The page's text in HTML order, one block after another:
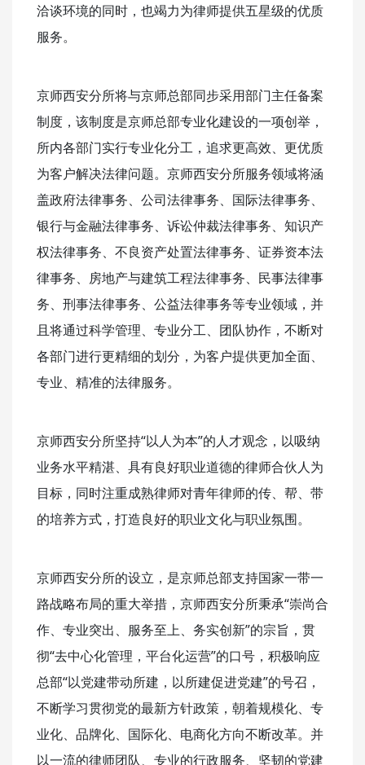
洽谈环境的同时，也竭力为律师提供五星级的优质
服务。
京师西安分所将与京师总部同步采用部门主任备案
制度，该制度是京师总部专业化建设的一项创举，
所内各部门实行专业化分工，追求更高效、更优质
为客户解决法律问题。京师西安分所服务领域将涵
盖政府法律事务、公司法律事务、国际法律事务、
银行与金融法律事务、诉讼仲裁法律事务、知识产
权法律事务、不良资产处置法律事务、证券资本法
律事务、房地产与建筑工程法律事务、民事法律事
务、刑事法律事务、公益法律事务等专业领域，并
且将通过科学管理、专业分工、团队协作，不断对
各部门进行更精细的划分，为客户提供更加全面、
专业、精准的法律服务。
京师西安分所坚持“以人为本”的人才观念，以吸纳
业务水平精湛、具有良好职业道德的律师合伙人为
目标，同时注重成熟律师对青年律师的传、帮、带
的培养方式，打造良好的职业文化与职业氛围。
京师西安分所的设立，是京师总部支持国家一带一
路战略布局的重大举措，京师西安分所秉承“崇尚合
作、专业突出、服务至上、务实创新”的宗旨，贯
彻“去中心化管理，平台化运营”的口号，积极响应
总部“以党建带动所建，以所建促进党建”的号召，
不断学习贯彻党的最新方针政策，朝着规模化、专
业化、品牌化、国际化、电商化方向不断改革。并
以一流的律师团队、专业的行政服务、坚韧的党建